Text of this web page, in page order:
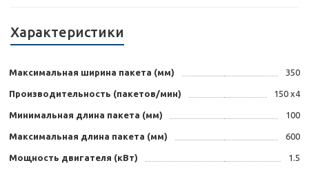
Характеристики
Максимальная ширина пакета (мм) 350
Производительность (пакетов/мин) 150 x4
Минимальная длина пакета (мм) 100
Максимальная длина пакета (мм) 600
Мощность двигателя (кВт) 1.5